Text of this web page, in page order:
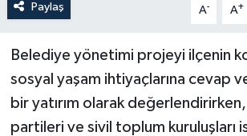
Paylaş A- A+
Belediye yönetimi projeyi ilçenin
sosyal yaşam ihtiyaçlarına cevap
bir yatırım olarak
partileri ve sivil toplum kuruluşları